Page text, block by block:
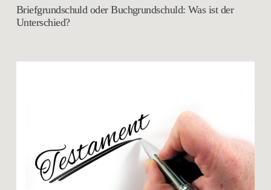
Briefgrundschuld oder Buchgrundschuld: Was ist der
Unterschied?